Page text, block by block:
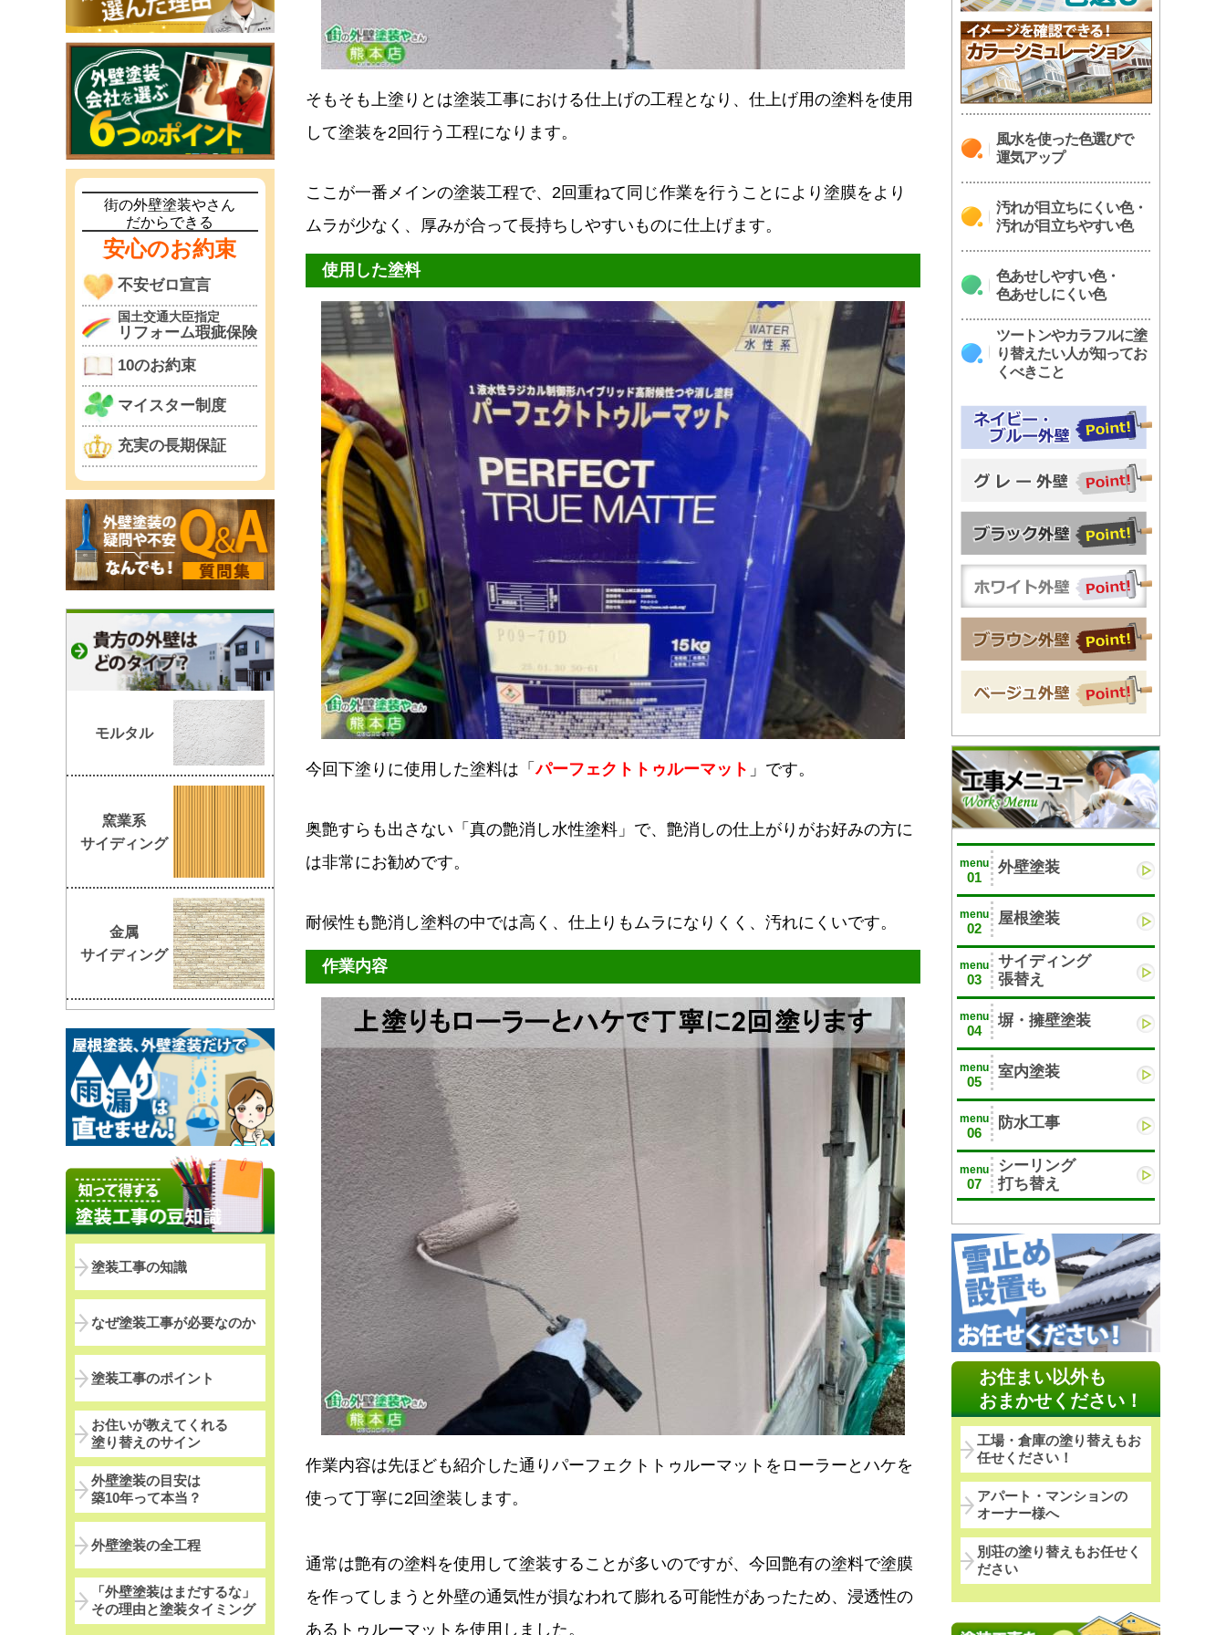
そもそも上塗りとは塗装工事における仕上げの工程となり、仕上げ用の塗料を使用
して塗装を2回行う工程になります。
ここが一番メインの塗装工程で、2回重ねて同じ作業を行うことにより塗膜をより
ムラが少なく、厚みが合って長持ちしやすいものに仕上げます。
使用した塗料
今回下塗りに使用した塗料は「パーフェクトトゥルーマット 」です。
奥艶すらも出さない「真の艶消し水性塗料」で、艶消しの仕上がりがお好みの方に
は非常にお勧めです。
耐候性も艶消し塗料の中では高く、仕上りもムラになりくく、汚れにくいです。
作業内容
作業内容は先ほども紹介した通りパーフェクトトゥルーマットをローラーとハケを
使って丁寧に2回塗装します。
通常は艶有の塗料を使用して塗装することが多いのですが、今回艶有の塗料で塗膜
を作ってしまうと外壁の通気性が損なわれて膨れる可能性があったため、浸透性の
あるトゥルーマットを使用しました。
風水を使った色選びで
運気アップ
汚れが目立ちにくい色・
汚れが目立ちやすい色
色あせしやすい色・
色あせしにくい色
ツートンやカラフルに塗
り替えたい人が知ってお
くべきこと
menu
01
外壁塗装
menu
02
屋根塗装
menu
03
サイディング
張替え
menu
04
塀・擁壁塗装
menu
05
室内塗装
menu
06
防水工事
menu
07
シーリング
打ち替え
お住まい以外も
おまかせください！
工場・倉庫の塗り替えもお
任せください！
アパート・マンションの
オーナー様へ
別荘の塗り替えもお任せく
ださい
街の外壁塗装やさん
だからできる
安心のお約束
不安ゼロ宣言
国土交通大臣指定
リフォーム瑕疵保険
10のお約束
マイスター制度
充実の長期保証
モルタル
窯業系
サイディング
金属
サイディング
塗装工事の知識
なぜ塗装工事が必要なのか
塗装工事のポイント
お住いが教えてくれる
塗り替えのサイン
外壁塗装の目安は
築10年って本当？
外壁塗装の全工程
「外壁塗装はまだするな」
その理由と塗装タイミング